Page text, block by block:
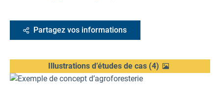
Partagez vos informations
Illustrations d’études de cas(4)